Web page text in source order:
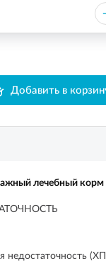
Добавить в
лечебный
недостаточность